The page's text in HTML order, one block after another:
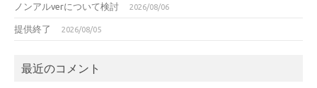
ノンアルverについて検討 2026/08/06
提供終了 2026/08/05
最近のコメント